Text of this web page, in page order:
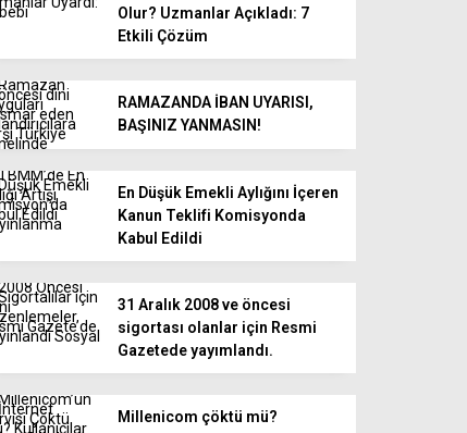
Olur? Uzmanlar Açıkladı: 7
Etkili Çözüm
RAMAZANDA İBAN UYARISI,
BAŞINIZ YANMASIN!
En Düşük Emekli Aylığını İçeren
Kanun Teklifi Komisyonda
Kabul Edildi
31 Aralık 2008 ve öncesi
sigortası olanlar için Resmi
Gazetede yayımlandı.
Millenicom çöktü mü?